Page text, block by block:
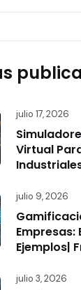
julio 17, 2026
Virtual
julio 9, 2026
Empresas:
Ejemplos|
julio 3, 2026